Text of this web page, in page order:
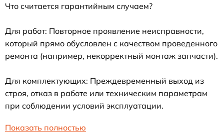
Что считается гарантийным случаем?
Для работ: Повторное проявление неисправности,
который прямо обусловлен с качеством проведенного
ремонта (например, некорректный монтаж запчасти).
Для комплектующих: Преждевременный выход из
строя, отказ в работе или техническим параметрам
при соблюдении условий эксплуатации.
Показать полностью